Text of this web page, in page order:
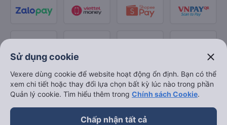
Sử dụng cookie close
Vexere dùng cookie để website hoạt động ổn định. Bạn có thể
xem chi tiết hoặc thay đổi lựa chọn bất kỳ lúc nào trong phần
Quản lý cookie. Tìm hiểu thêm trong Chính sách Cookie.
Chấp nhận tất cả